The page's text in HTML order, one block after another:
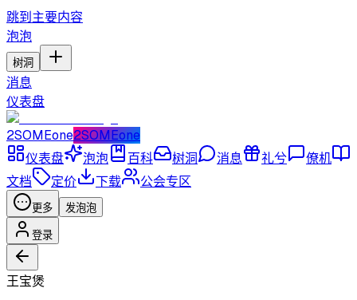
跳到主要内容
泡泡
树洞
消息
仪表盘
2SOMEone2SOMEone
仪表盘
泡泡 百科 树洞 消息 礼兮
僚机
文档
定价 下载 公会专区
更多 发泡泡
登录
王宝煲